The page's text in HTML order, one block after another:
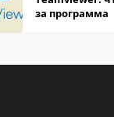
за программа